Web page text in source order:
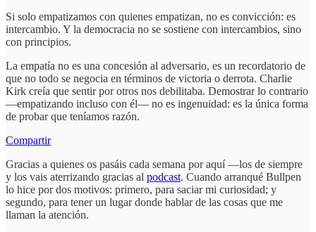
Si solo empatizamos con quienes empatizan, no es convicción: es
intercambio. Y la democracia no se sostiene con intercambios, sino
con principios.
La empatía no es una concesión al adversario, es un recordatorio de
que no todo se negocia en términos de victoria o derrota. Charlie
Kirk creía que sentir por otros nos debilitaba. Demostrar lo contrario
—empatizando incluso con él— no es ingenuidad: es la única forma
de probar que teníamos razón.
Compartir
Gracias a quienes os pasáis cada semana por aquí —los de siempre
y los vais aterrizando gracias al podcast. Cuando arranqué Bullpen
lo hice por dos motivos: primero, para saciar mi curiosidad; y
segundo, para tener un lugar donde hablar de las cosas que me
llaman la atención.